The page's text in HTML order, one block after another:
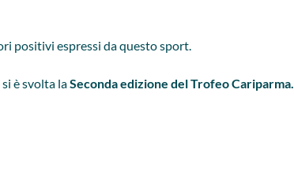
positivi espressi da questo sport.
è svolta laSeconda edizione del Trofeo Cariparma.